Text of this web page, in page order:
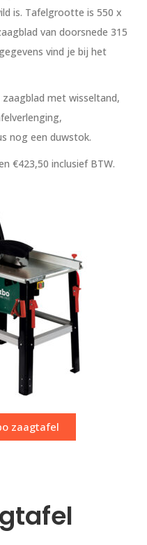
is. Tafelgrootte is 550 x
van doorsnede 315
vind je bij het
met wisseltand,
nog een duwstok.
€423,50 inclusief BTW.
zaagtafel